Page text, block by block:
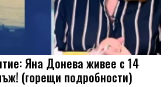
Яна Донева живее с 14
(горещи подробности)